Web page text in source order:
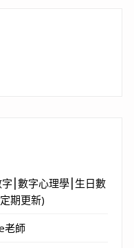
字⎮數字心理學⎮生日數
期更新)
老師